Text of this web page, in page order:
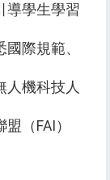
導學生學習
際規範、
人機科技人
（FAI）